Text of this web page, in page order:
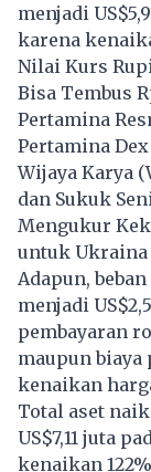
menjadi
karena
Nilai Kurs
Bisa Tembus
Pertamina
Pertamina Dex
Wijaya Karya
dan Sukuk
Mengukur
untuk Ukraina
Adapun,
menjadi
pembayaran
maupun biaya
kenaikan
Total aset naik
US$7,11 juta
kenaikan